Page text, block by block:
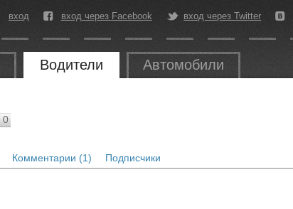
вход вход через Facebook вход через Twitter
Водители Автомобили
0
Комментарии (1) Подписчики